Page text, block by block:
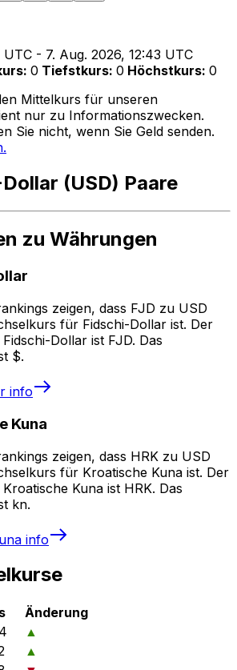
UTC - 7. Aug. 2026, 12:43 UTC
: 0 Tiefstkurs: 0 Höchstkurs: 0
Mittelkurs für unseren
nur zu Informationszwecken.
Sie nicht, wenn Sie Geld senden.
(USD) Paare
zu Währungen
zeigen, dass FJD zu USD
für Fidschi-Dollar ist. Der
Dollar ist FJD. Das
$.
info
Kuna
zeigen, dass HRK zu USD
für Kroatische Kuna ist. Der
Kuna ist HRK. Das
kn.
info
Änderung
▲
▲